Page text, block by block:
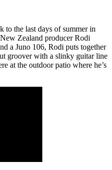
to the last days of summer in
Zealand producer Rodi
a Juno 106, Rodi puts together
groover with a slinky guitar line
at the outdoor patio where he’s